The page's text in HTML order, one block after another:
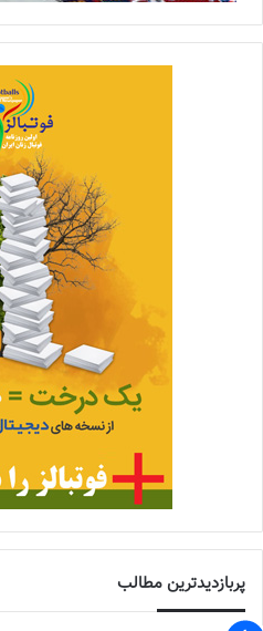
پربازدیدترین مطالب